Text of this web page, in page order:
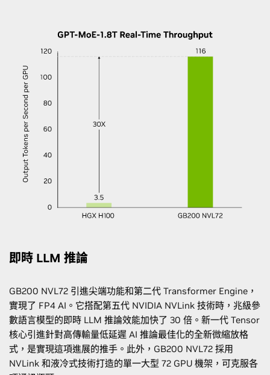
即時 LLM 推論
GB200 NVL72 引進尖端功能和第二代 Transformer Engine，
實現了 FP4 AI。它搭配第五代 NVIDIA NVLink 技術時，兆級參
數語言模型的即時 LLM 推論效能加快了 30 倍。新一代 Tensor
核心引進針對高傳輸量低延遲 AI 推論最佳化的全新微縮放格
式，是實現這項進展的推手。此外，GB200 NVL72 採用
NVLink 和液冷式技術打造的單一大型 72 GPU 機架，可克服各